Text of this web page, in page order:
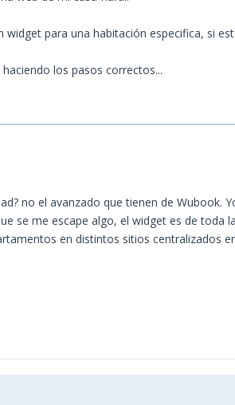
para una habitación especifica, si
los pasos correctos...
no el avanzado que tienen de
se me escape algo, el widget es de toda
en distintos sitios centralizados